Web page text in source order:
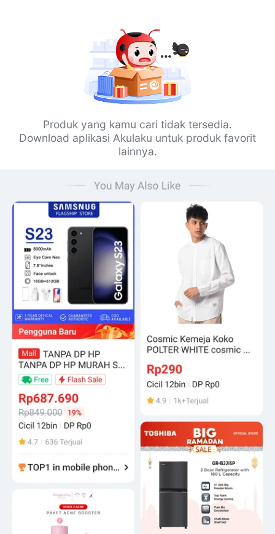
Produk yang kamu cari tidak tersedia.
Download aplikasi Akulaku untuk produk favorit
lainnya.